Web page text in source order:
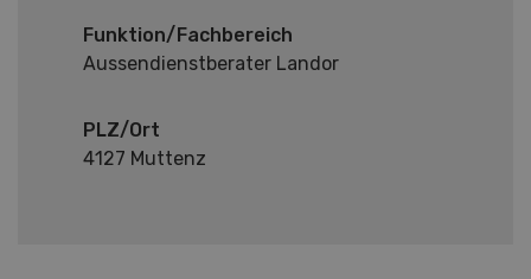
Funktion/Fachbereich
Aussendienstberater Landor
PLZ/Ort
4127 Muttenz